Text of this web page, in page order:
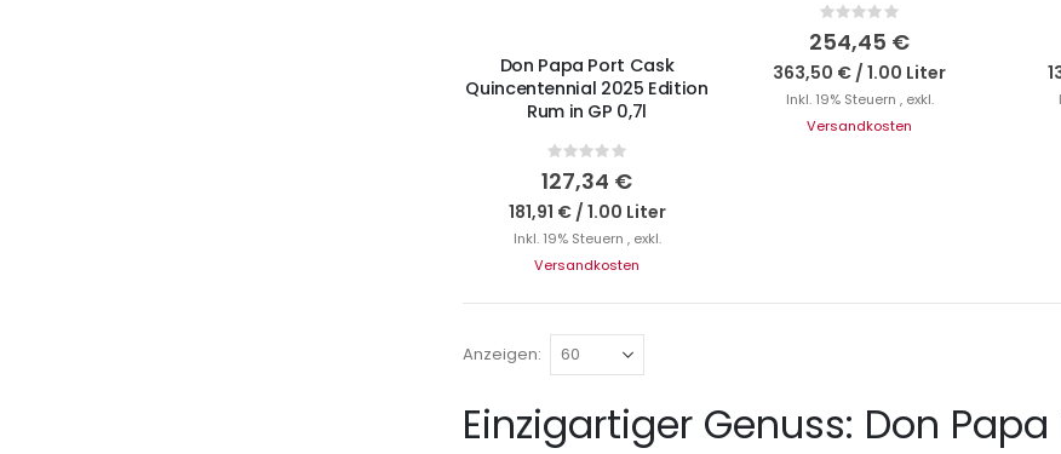
Don Papa Port Cask
Quincentennial 2025 Edition
Rum in GP 0,7l
Rating:
0%
127,34 €
181,91 €/ 1.00 Liter
Inkl. 19% Steuern , exkl.
Versandkosten
Rating:
0%
254,45 €
363,50 € / 1.00 Liter
Inkl. 19% Steuern , exkl.
Versandkosten
Anzeigen
Einzigartiger Genuss: Don